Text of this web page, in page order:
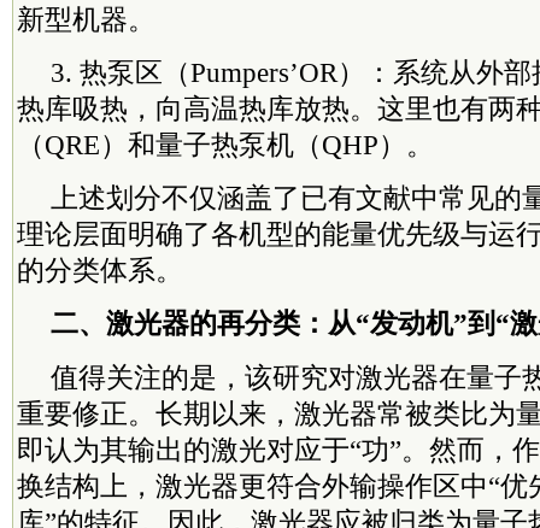
新型机器。
3. 热泵区（Pumpers’OR）：系统从外
热库吸热，向高温热库放热。这里也有两
（QRE）和量子热泵机（QHP）。
上述划分不仅涵盖了已有文献中常见的
理论层面明确了各机型的能量优先级与运
的分类体系。
二、激光器的再分类：从“发动机”到“
值得关注的是，该研究对激光器在量子
重要修正。长期以来，激光器常被类比为
即认为其输出的激光对应于“功”。然而，
换结构上，激光器更符合外输操作区中“